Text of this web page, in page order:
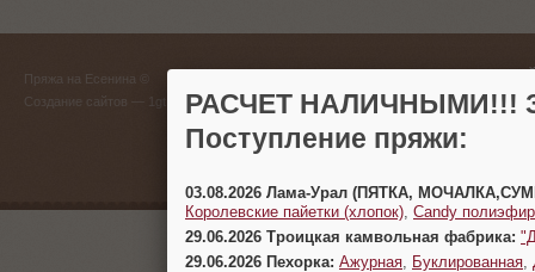
Пряжа на Есенина ©
Создание сайтов
(383)
г.
РАСЧЕТ НАЛИЧНЫМИ!!!
Поступление пряжи:
03.08.2026 Лама-Урал (ПЯТКА,
Королевские пайетки (хлопок) Candy
29.06.2026 Троицкая камвольная фабрика:
29.06.2026 Пехорка: Ажурная Буклированная